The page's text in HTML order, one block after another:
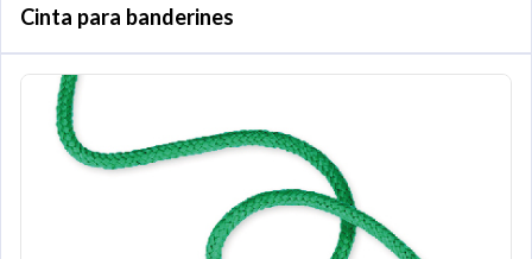
Cinta para banderines